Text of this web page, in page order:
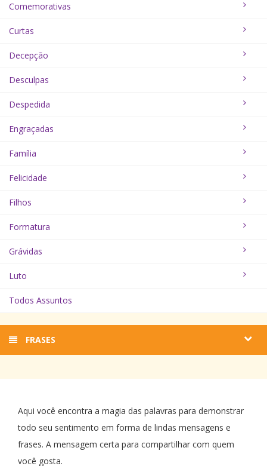
Comemorativas
Curtas
Decepção
Desculpas
Despedida
Engraçadas
Família
Felicidade
Filhos
Formatura
Grávidas
Luto
Todos Assuntos
FRASES
Aqui você encontra a magia das palavras para demonstrar
todo seu sentimento em forma de lindas mensagens e
frases. A mensagem certa para compartilhar com quem
você gosta.